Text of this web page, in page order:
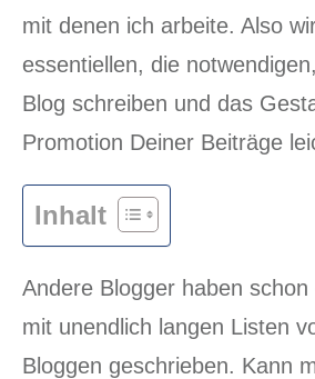
mit denen ich arbeite. Also
essentiellen, die
Blog schreiben und das
Promotion Deiner Beiträge
Inhalt
Andere Blogger haben schon
mit unendlich langen Listen
Bloggen geschrieben. Kann